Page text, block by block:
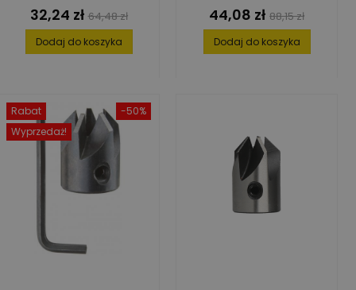
Cena
32,24 zł Cena
podstawowa
64,48 zł
Dodaj do koszyka
Cena
44,08 zł Cena
podstawowa
88,15 zł
Dodaj do koszyka
-50%
Rabat
Wyprzedaż!